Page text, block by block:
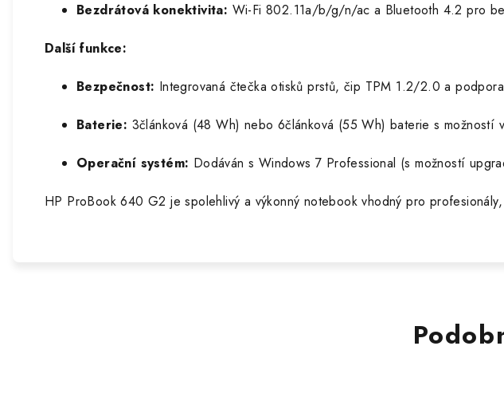
Bezdrátová konektivita: Wi-Fi 802.11a/b/g/n/ac a Bluetooth 4.2 pro
Další funkce:
Bezpečnost: Integrovaná čtečka otisků prstů, čip TPM 1.2/2.0 a
Baterie: 3článková (48 Wh) nebo 6článková (55 Wh) baterie s
Operační systém: Dodáván s Windows 7 Professional (s možností
HP ProBook 640 G2 je spolehlivý a výkonný notebook vhodný pro